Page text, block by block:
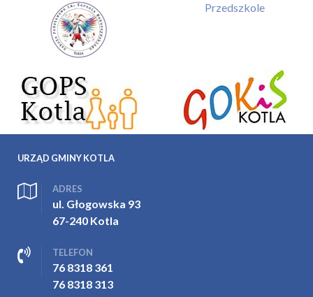
Przedszkole
URZĄD GMINY KOTLA
ADRES
ul. Głogowska 93
67-240 Kotla
TELEFON
76 8318 361
76 8318 313